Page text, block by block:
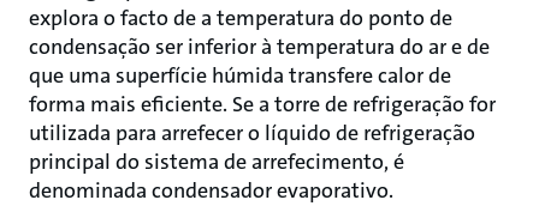
explora o facto de a temperatura do ponto de
condensação ser inferior à temperatura do ar e de
que uma superfície húmida transfere calor de
forma mais eficiente. Se a torre de refrigeração for
utilizada para arrefecer o líquido de refrigeração
principal do sistema de arrefecimento, é
denominada condensador evaporativo.